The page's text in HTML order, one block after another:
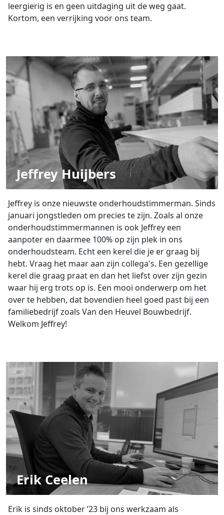
leergierig is en geen uitdaging uit de weg gaat.
Kortom, een verrijking voor ons team.
Jeffrey Huijbers
Jeffrey is onze nieuwste onderhoudstimmerman. Sinds
januari jongstleden om precies te zijn. Zoals al onze
onderhoudstimmermannen is ook Jeffrey een
aanpoter en daarmee 100% op zijn plek in ons
onderhoudsteam. Echt een kerel die je er graag bij
hebt. Vraag het maar aan zijn collega's. Een gezellige
kerel die graag praat en dan het liefst over zijn gezin
waar hij erg trots op is. Een mooi onderwerp om het
over te hebben, dat bovendien heel goed past bij een
familiebedrijf zoals Van den Heuvel Bouwbedrijf.
Welkom Jeffrey!
Erik Ceelen
Erik is sinds oktober ’23 bij ons werkzaam als